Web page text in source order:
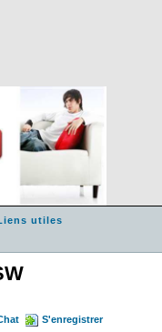
utiles
S'enregistrer